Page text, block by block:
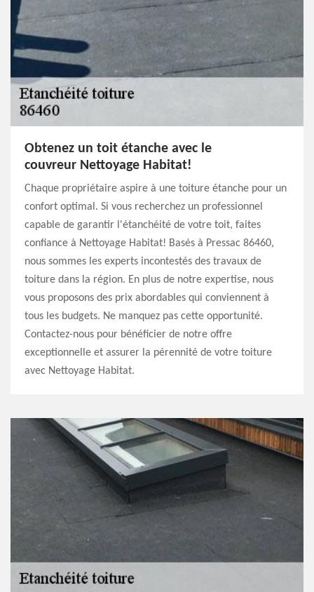
Obtenez un toit étanche avec le
couvreur Nettoyage Habitat!
Chaque propriétaire aspire à une toiture étanche pour un
confort optimal. Si vous recherchez un professionnel
capable de garantir l'étanchéité de votre toit, faites
confiance à Nettoyage Habitat! Basés à Pressac 86460,
nous sommes les experts incontestés des travaux de
toiture dans la région. En plus de notre expertise, nous
vous proposons des prix abordables qui conviennent à
tous les budgets. Ne manquez pas cette opportunité.
Contactez-nous pour bénéficier de notre offre
exceptionnelle et assurer la pérennité de votre toiture
avec Nettoyage Habitat.